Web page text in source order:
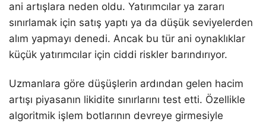
ani artışlara neden oldu. Yatırımcılar ya zararı
sınırlamak için satış yaptı ya da düşük seviyelerden
alım yapmayı denedi. Ancak bu tür ani oynaklıklar
küçük yatırımcılar için ciddi riskler barındırıyor.
Uzmanlara göre düşüşlerin ardından gelen hacim
artışı piyasanın likidite sınırlarını test etti. Özellikle
algoritmik işlem botlarının devreye girmesiyle